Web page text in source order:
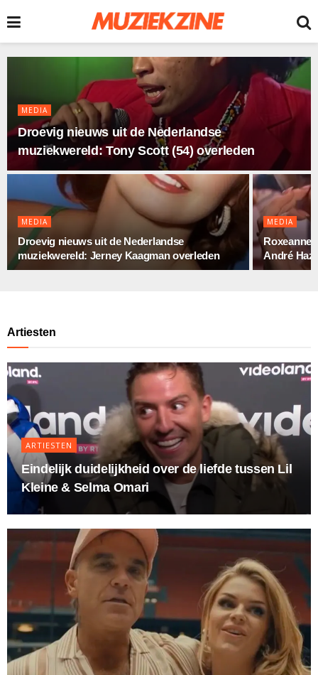
MEDIA
Droevig nieuws uit de Nederlandse
muziekwereld: Tony Scott (54) overleden
MEDIA
Droevig nieuws uit de Nederlandse
muziekwereld: Jerney Kaagman overleden
MEDIA
Roxeanne
André
Artiesten
ARTIESTEN
Eindelijk duidelijkheid over de liefde tussen Lil
Kleine & Selma Omari